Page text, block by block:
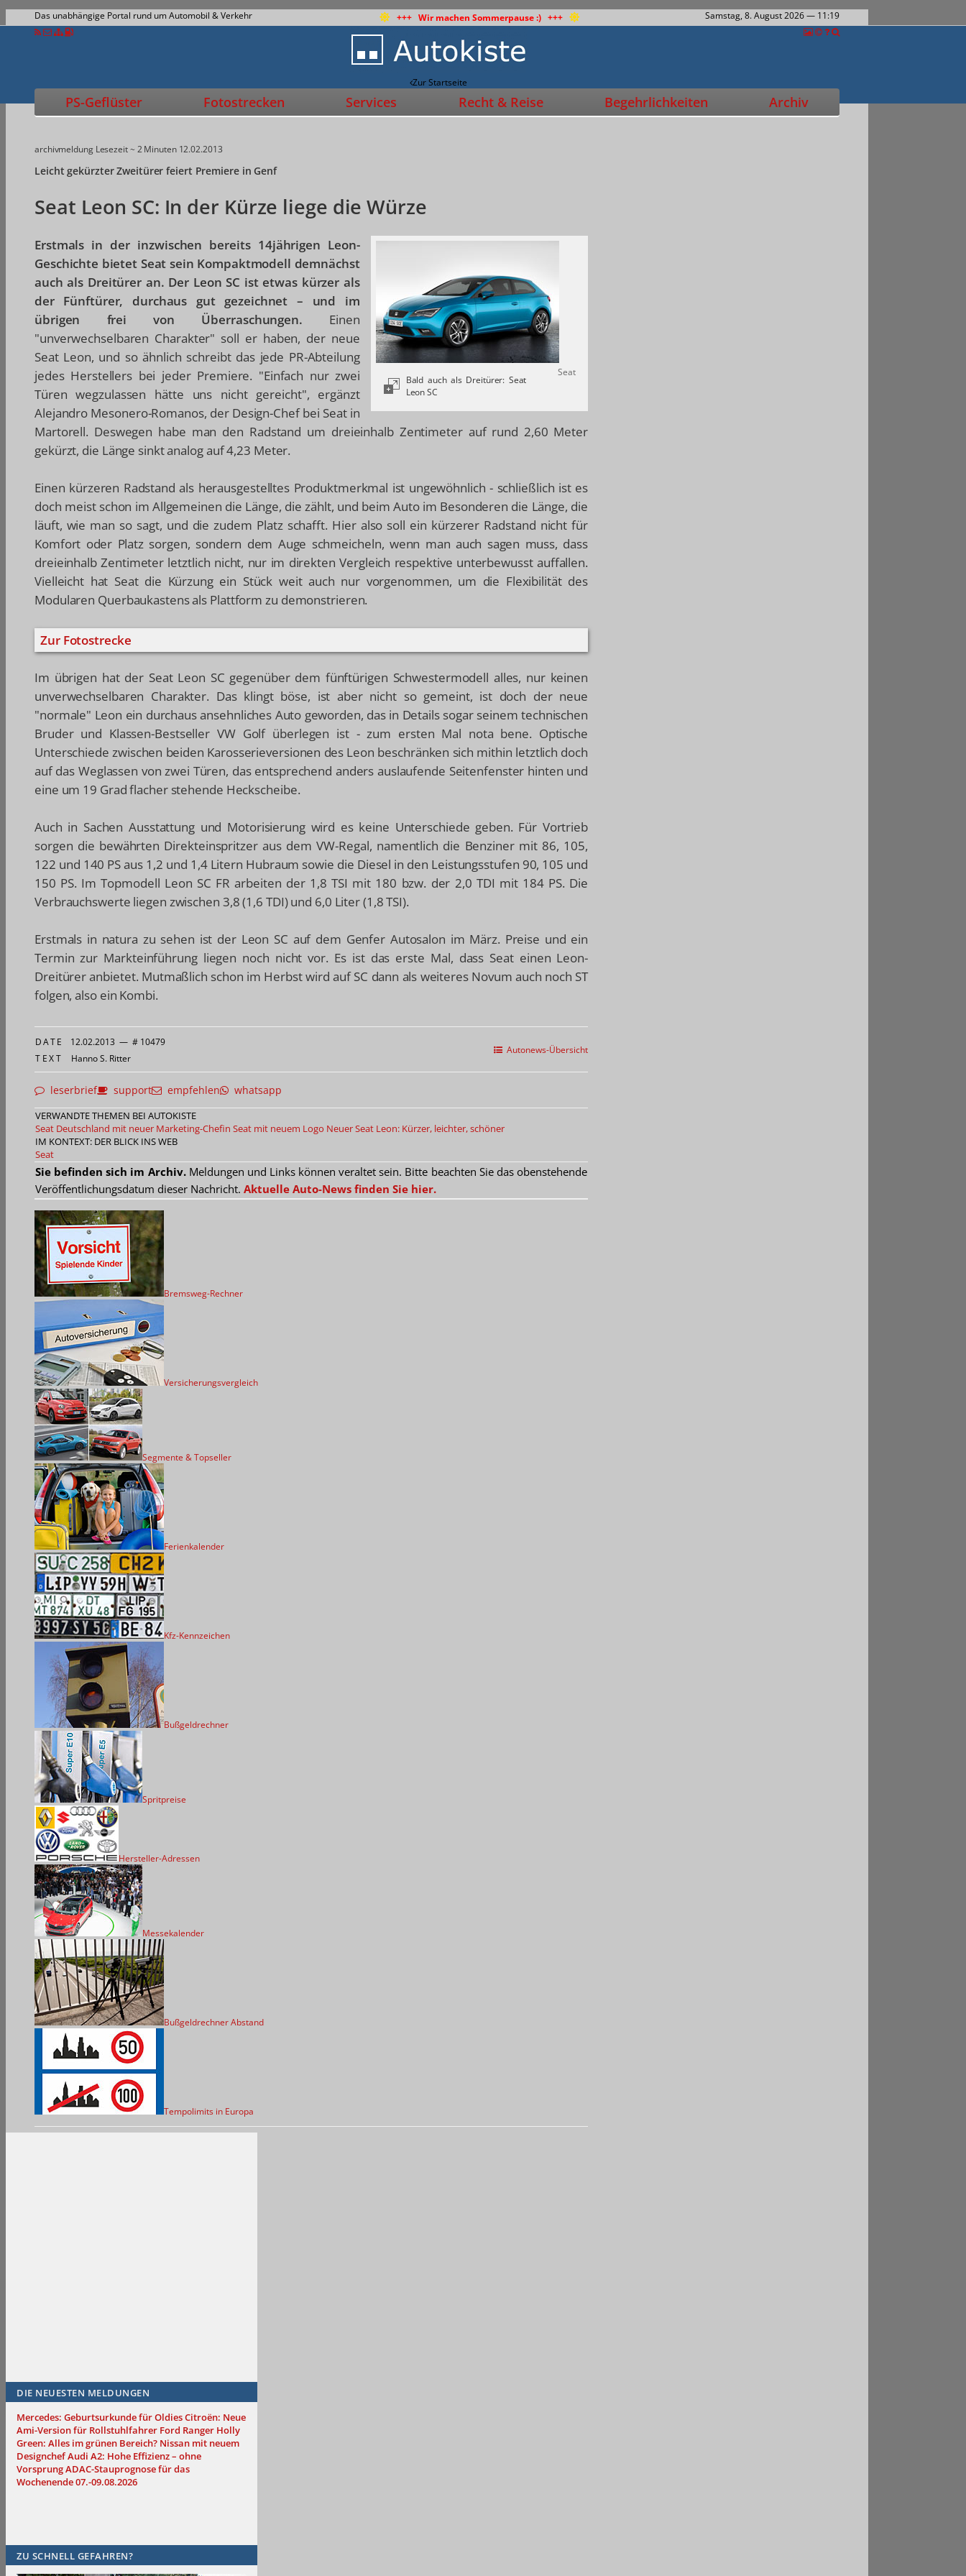
Das unabhängige Portal rund um Automobil & Verkehr +++ Wir machen Sommerpause :) +++ Samstag, 8. August 2026— 11:20
Zur Startseite
PS-Geflüster Fotostrecken Services Recht & Reise Begehrlichkeiten Archiv
archivmeldung Lesezeit ~ 2 Minuten 12.02.2013
Leicht gekürzter Zweitürer feiert Premiere in Genf
Seat Leon SC: In der Kürze liege die Würze
Seat
Bald auch als Dreitürer: Seat
Leon SC
Erstmals in der inzwischen bereits 14jährigen Leon-
Geschichte bietet Seat sein Kompaktmodell demnächst
auch als Dreitürer an. Der Leon SC ist etwas kürzer als
der Fünftürer, durchaus gut gezeichnet – und im
übrigen frei von Überraschungen. Einen
"unverwechselbaren Charakter" soll er haben, der neue
Seat Leon, und so ähnlich schreibt das jede PR-Abteilung
jedes Herstellers bei jeder Premiere. "Einfach nur zwei
Türen wegzulassen hätte uns nicht gereicht", ergänzt
Alejandro Mesonero-Romanos, der Design-Chef bei Seat in
Martorell. Deswegen habe man den Radstand um dreieinhalb Zentimeter auf rund 2,60 Meter
gekürzt, die Länge sinkt analog auf 4,23 Meter.
Einen kürzeren Radstand als herausgestelltes Produktmerkmal ist ungewöhnlich - schließlich ist es
doch meist schon im Allgemeinen die Länge, die zählt, und beim Auto im Besonderen die Länge, die
läuft, wie man so sagt, und die zudem Platz schafft. Hier also soll ein kürzerer Radstand nicht für
Komfort oder Platz sorgen, sondern dem Auge schmeicheln, wenn man auch sagen muss, dass
dreieinhalb Zentimeter letztlich nicht, nur im direkten Vergleich respektive unterbewusst auffallen.
Vielleicht hat Seat die Kürzung ein Stück weit auch nur vorgenommen, um die Flexibilität des
Modularen Querbaukastens als Plattform zu demonstrieren.
Zur Fotostrecke
Im übrigen hat der Seat Leon SC gegenüber dem fünftürigen Schwestermodell alles, nur keinen
unverwechselbaren Charakter. Das klingt böse, ist aber nicht so gemeint, ist doch der neue
"normale" Leon ein durchaus ansehnliches Auto geworden, das in Details sogar seinem technischen
Bruder und Klassen-Bestseller VW Golf überlegen ist - zum ersten Mal nota bene. Optische
Unterschiede zwischen beiden Karosserieversionen des Leon beschränken sich mithin letztlich doch
auf das Weglassen von zwei Türen, das entsprechend anders auslaufende Seitenfenster hinten und
eine um 19 Grad flacher stehende Heckscheibe.
Auch in Sachen Ausstattung und Motorisierung wird es keine Unterschiede geben. Für Vortrieb
sorgen die bewährten Direkteinspritzer aus dem VW-Regal, namentlich die Benziner mit 86, 105,
122 und 140 PS aus 1,2 und 1,4 Litern Hubraum sowie die Diesel in den Leistungsstufen 90, 105 und
150 PS. Im Topmodell Leon SC FR arbeiten der 1,8 TSI mit 180 bzw. der 2,0 TDI mit 184 PS. Die
Verbrauchswerte liegen zwischen 3,8 (1,6 TDI) und 6,0 Liter (1,8 TSI).
Erstmals in natura zu sehen ist der Leon SC auf dem Genfer Autosalon im März. Preise und ein
Termin zur Markteinführung liegen noch nicht vor. Es ist das erste Mal, dass Seat einen Leon-
Dreitürer anbietet. Mutmaßlich schon im Herbst wird auf SC dann als weiteres Novum auch noch ST
folgen, also ein Kombi.
Autonews-Übersicht
DATE 12.02.2013 — # 10479
TEXT Hanno S. Ritter
leserbrief support empfehlen whatsapp
VERWANDTE THEMEN BEI AUTOKISTE
Seat Deutschland mit neuer Marketing-Chefin Seat mit neuem Logo Neuer Seat Leon: Kürzer, leichter, schöner
IM KONTEXT: DER BLICK INS WEB
Seat
Sie befinden sich im Archiv.Meldungen und Links können veraltet sein. Bitte beachten Sie das obenstehende
Veröffentlichungsdatum dieser Nachricht. Aktuelle Auto-News finden Sie hier.
Bremsweg-Rechner
Versicherungsvergleich
Segmente & Topseller
Ferienkalender
Kfz-Kennzeichen
Bußgeldrechner
Spritpreise
Hersteller-Adressen
Messekalender
Bußgeldrechner Abstand
Tempolimits in Europa
DIE NEUESTEN MELDUNGEN
Mercedes: Geburtsurkunde für OldiesCitroën: Neue
Ami-Version für Rollstuhlfahrer Ford Ranger Holly
Green: Alles im grünen Bereich? Nissan mit neuem
DesignchefAudi A2: Hohe Effizienz – ohne
VorsprungADAC-Stauprognose für das
Wochenende 07.-09.08.2026
ZU SCHNELL GEFAHREN?